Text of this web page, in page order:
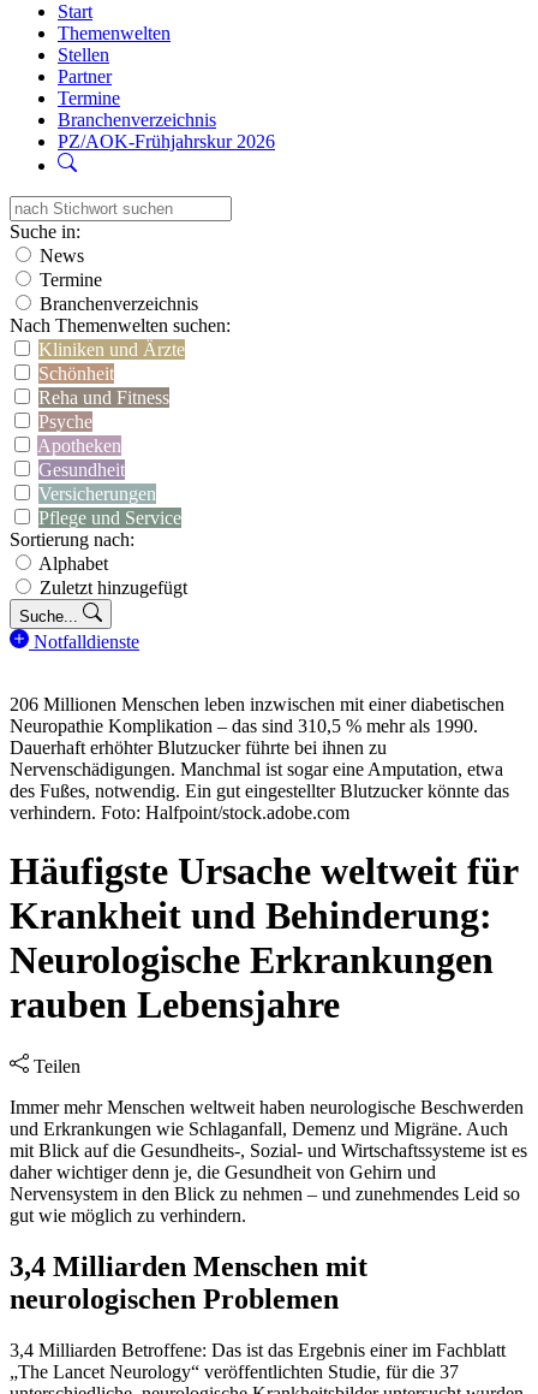
Start
Themenwelten
Stellen
Partner
Termine
Branchenverzeichnis
PZ/AOK-Frühjahrskur 2026
Suche in:
News
Termine
Branchenverzeichnis
Nach Themenwelten suchen:
Kliniken und Ärzte
Schönheit
Reha und Fitness
Psyche
Apotheken
Gesundheit
Versicherungen
Pflege und Service
Sortierung nach:
Alphabet
Zuletzt hinzugefügt
Suche...
Notfalldienste
206 Millionen Menschen leben inzwischen mit einer diabetischen
Neuropathie Komplikation – das sind 310,5 % mehr als 1990.
Dauerhaft erhöhter Blutzucker führte bei ihnen zu
Nervenschädigungen. Manchmal ist sogar eine Amputation, etwa
des Fußes, notwendig. Ein gut eingestellter Blutzucker könnte das
verhindern. Foto: Halfpoint/stock.adobe.com
Häufigste Ursache weltweit für
Krankheit und Behinderung:
Neurologische Erkrankungen
rauben Lebensjahre
Teilen
Immer mehr Menschen weltweit haben neurologische Beschwerden
und Erkrankungen wie Schlaganfall, Demenz und Migräne. Auch
mit Blick auf die Gesundheits-, Sozial- und Wirtschaftssysteme ist es
daher wichtiger denn je, die Gesundheit von Gehirn und
Nervensystem in den Blick zu nehmen – und zunehmendes Leid so
gut wie möglich zu verhindern.
3,4 Milliarden Menschen mit
neurologischen Problemen
3,4 Milliarden Betroffene: Das ist das Ergebnis einer im Fachblatt
„The Lancet Neurology“ veröffentlichten Studie, für die 37